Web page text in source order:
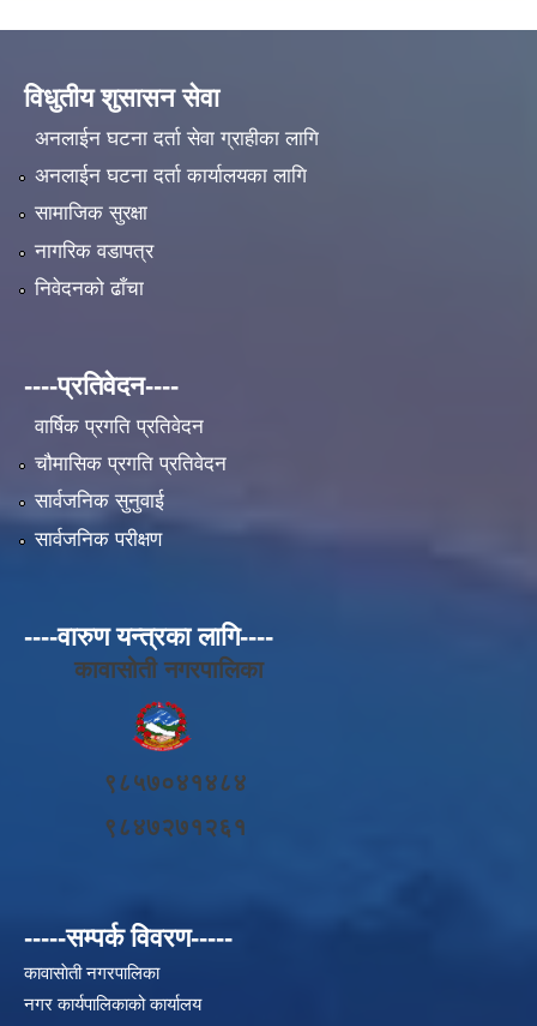
विधुतीय शुसासन सेवा
अनलाईन घटना दर्ता सेवा ग्राहीका लागि
अनलाईन घटना दर्ता कार्यालयका लागि
सामाजिक सुरक्षा
नागरिक वडापत्र
निवेदनको ढाँचा
----प्रतिवेदन----
वार्षिक प्रगति प्रतिवेदन
चौमासिक प्रगति प्रतिवेदन
सार्वजनिक सुनुवाई
सार्वजनिक परीक्षण
----वारुण यन्त्रका लागि----
कावासोती नगरपालिका
९८५७०४१४८४
९८४७२७१२६१
-----सम्पर्क विवरण-----
कावासाेती नगरपालिका
नगर कार्यपालिकाको कार्यालय